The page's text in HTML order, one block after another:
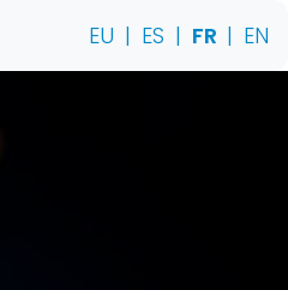
EU | ES | FR | EN